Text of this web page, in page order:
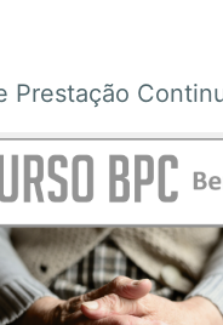
Prestação